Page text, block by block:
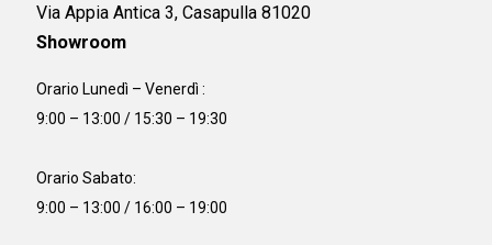
Via Appia Antica 3, Casapulla 81020
Showroom
Orario Lunedì – Venerdì :
9:00 – 13:00 / 15:30 – 19:30
Orario Sabato:
9:00 – 13:00 / 16:00 – 19:00